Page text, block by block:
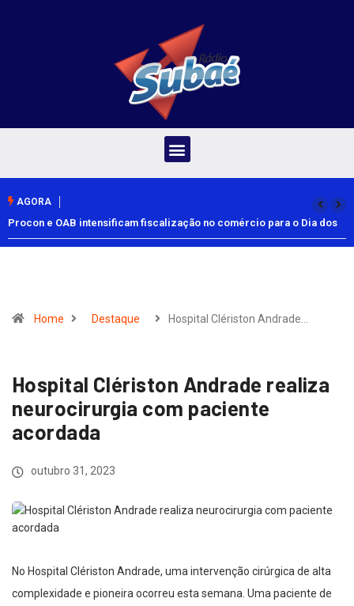
AGORA
Procon e OAB intensificam fiscalização no comércio para o Dia dos
Pais
Home Destaque Hospital Clériston Andrade…
Hospital Clériston Andrade realiza
neurocirurgia com paciente
acordada
outubro 31, 2023
No Hospital Clériston Andrade, uma intervenção cirúrgica de alta
complexidade e pioneira ocorreu esta semana. Uma paciente de